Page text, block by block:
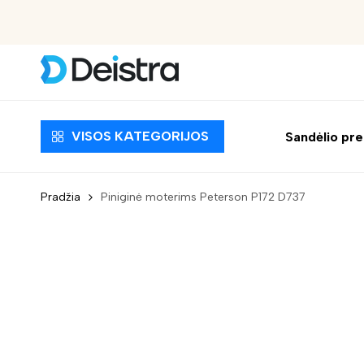
VISOS KATEGORIJOS Sandėlio
Pradžia Piniginė moterims Peterson P172 D737